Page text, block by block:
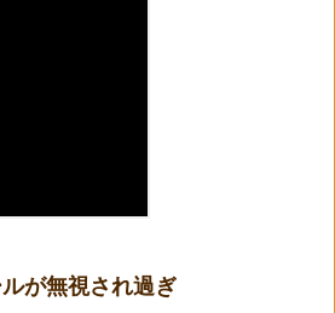
が無視され過ぎ